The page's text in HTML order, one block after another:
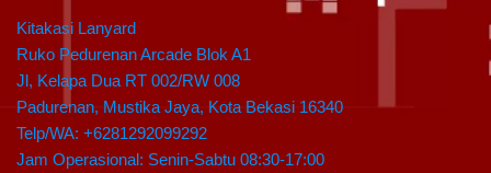
Kitakasi Lanyard
Ruko Pedurenan Arcade Blok A1
Jl, Kelapa Dua RT 002/RW 008
Padurenan, Mustika Jaya, Kota Bekasi 16340
Telp/WA: +6281292099292
Jam Operasional: Senin-Sabtu 08:30-17:00